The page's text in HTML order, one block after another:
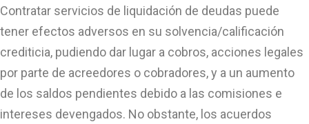
Contratar servicios de liquidación de deudas puede
tener efectos adversos en su solvencia/calificación
crediticia, pudiendo dar lugar a cobros, acciones legales
por parte de acreedores o cobradores, y a un aumento
de los saldos pendientes debido a las comisiones e
intereses devengados. No obstante, los acuerdos